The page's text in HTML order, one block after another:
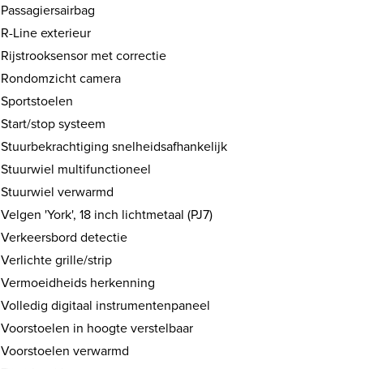
Passagiersairbag
R-Line exterieur
Rijstrooksensor met correctie
Rondomzicht camera
Sportstoelen
Start/stop systeem
Stuurbekrachtiging snelheidsafhankelijk
Stuurwiel multifunctioneel
Stuurwiel verwarmd
Velgen 'York', 18 inch lichtmetaal (PJ7)
Verkeersbord detectie
Verlichte grille/strip
Vermoeidheids herkenning
Volledig digitaal instrumentenpaneel
Voorstoelen in hoogte verstelbaar
Voorstoelen verwarmd